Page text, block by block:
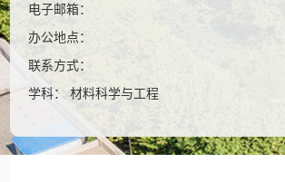
电子邮箱：
办公地点：
联系方式：
学科： 材料科学与工程